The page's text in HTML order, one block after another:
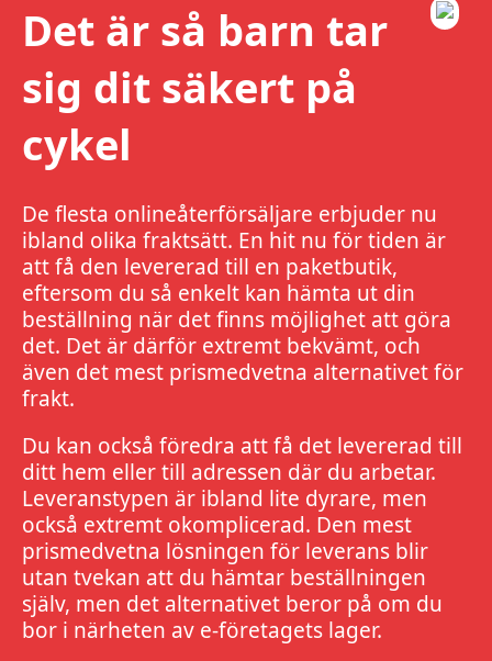
Det är så barn tar
sig dit säkert på
cykel
De flesta onlineåterförsäljare erbjuder nu
ibland olika fraktsätt. En hit nu för tiden är
att få den levererad till en paketbutik,
eftersom du så enkelt kan hämta ut din
beställning när det finns möjlighet att göra
det. Det är därför extremt bekvämt, och
även det mest prismedvetna alternativet för
frakt.
Du kan också föredra att få det levererad till
ditt hem eller till adressen där du arbetar.
Leveranstypen är ibland lite dyrare, men
också extremt okomplicerad. Den mest
prismedvetna lösningen för leverans blir
utan tvekan att du hämtar beställningen
själv, men det alternativet beror på om du
bor i närheten av e-företagets lager.